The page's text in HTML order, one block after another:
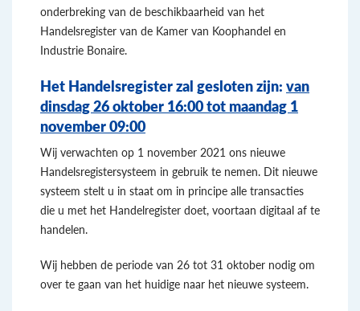
onderbreking van de beschikbaarheid van het
Handelsregister van de Kamer van Koophandel en
Industrie Bonaire.
Het Handelsregister zal gesloten zijn: van
dinsdag 26 oktober 16:00 tot maandag 1
november 09:00
Wij verwachten op 1 november 2021 ons nieuwe
Handelsregistersysteem in gebruik te nemen. Dit nieuwe
systeem stelt u in staat om in principe alle transacties
die u met het Handelregister doet, voortaan digitaal af te
handelen.
Wij hebben de periode van 26 tot 31 oktober nodig om
over te gaan van het huidige naar het nieuwe systeem.